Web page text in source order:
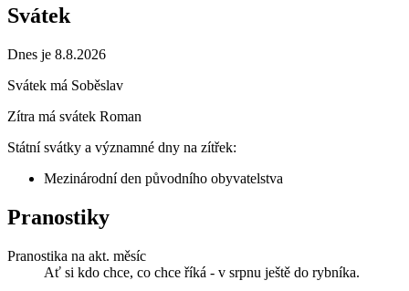
Svátek
Dnes je 8.8.2026
Svátek má Soběslav
Zítra má svátek Roman
Státní svátky a významné dny na zítřek:
Mezinárodní den původního obyvatelstva
Pranostiky
Pranostika na akt. měsíc
Ať si kdo chce, co chce říká - v srpnu ještě do rybníka.